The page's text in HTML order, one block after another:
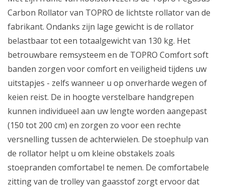
Carbon Rollator van TOPRO de lichtste rollator van de
fabrikant. Ondanks zijn lage gewicht is de rollator
belastbaar tot een totaalgewicht van 130 kg. Het
betrouwbare remsysteem en de TOPRO Comfort soft
banden zorgen voor comfort en veiligheid tijdens uw
uitstapjes - zelfs wanneer u op onverharde wegen of
keien reist. De in hoogte verstelbare handgrepen
kunnen individueel aan uw lengte worden aangepast
(150 tot 200 cm) en zorgen zo voor een rechte
versnelling tussen de achterwielen. De stoephulp van
de rollator helpt u om kleine obstakels zoals
stoepranden comfortabel te nemen. De comfortabele
zitting van de trolley van gaasstof zorgt ervoor dat